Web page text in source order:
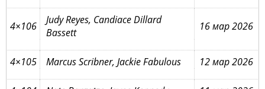
4×106
Judy Reyes, Candiace Dillard
Bassett
16 мар 2026
4×105 Marcus Scribner, Jackie Fabulous 12 мар 2026